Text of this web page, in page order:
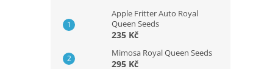
Apple Fritter Auto Royal
Queen Seeds
235 Kč
Mimosa Royal Queen Seeds
295 Kč